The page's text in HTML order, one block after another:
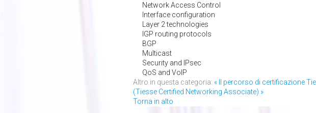
Network Access Control
Interface configuration
Layer 2 technologies
IGP routing protocols
BGP
Multicast
Security and IPsec
QoS and VoIP
Altro in questa categoria: « Il percorso di certificazione
(Tiesse Certified Networking Associate) »
Torna in alto